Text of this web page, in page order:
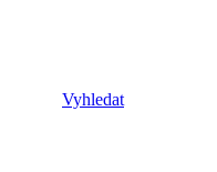
Vyhledat